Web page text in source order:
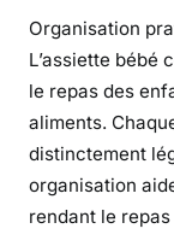
Organisation
L’assiette bébé
le repas des
aliments.
distinctement
organisation
rendant le